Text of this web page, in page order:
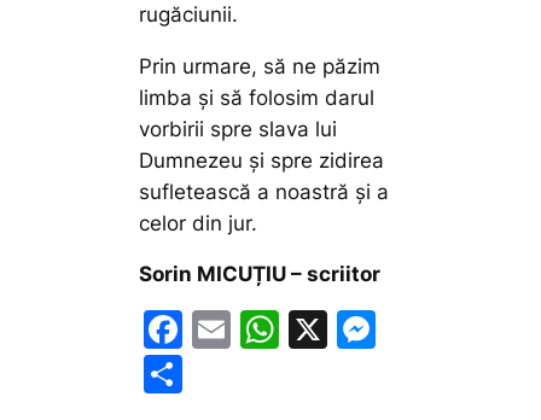
rugăciunii.
Prin urmare, să ne păzim
limba şi să folosim darul
vorbirii spre slava lui
Dumnezeu şi spre zidirea
sufletească a noastră şi a
celor din jur.
Sorin MICUȚIU – scriitor
F
E
W X